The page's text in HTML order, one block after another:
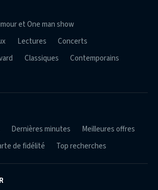
et One man show
Lectures
Concerts
Classiques
Contemporains
Dernières minutes
Meilleures offres
de fidélité Top recherches